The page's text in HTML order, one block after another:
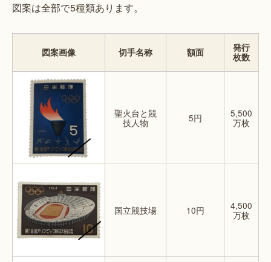
図案は全部で5種類あります。
図案画像 切手名称 額面
発行
枚数
聖火台と競
技人物
5円
5,500
万枚
国立競技場 10円
4,500
万枚